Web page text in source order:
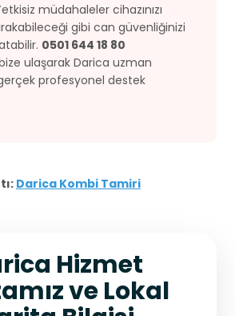
müdahaleler cihazınızı
gibi can güvenliğinizi
0501 644 18 80
ulaşarak Darica uzman
profesyonel destek
Darica Kombi Tamiri
Hizmet
ve Lokal